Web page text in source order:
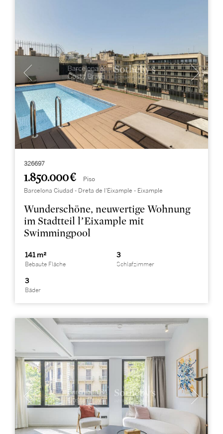
326697
1.850.000 € Piso
Barcelona Ciudad - Dreta de l'Eixample - Eixample
Wunderschöne, neuwertige Wohnung
im Stadtteil l’Eixample mit
Swimmingpool
141 m²
Bebaute Fläche
3
Schlafzimmer
3
Bäder